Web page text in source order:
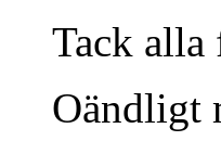
Tack alla
Oändligt